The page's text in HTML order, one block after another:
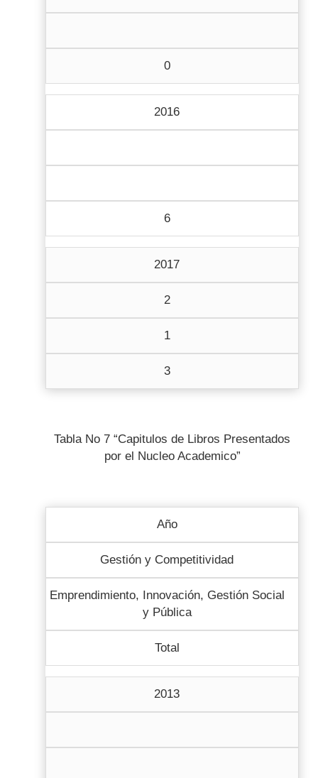
0
2016
6
2017
2
1
3
Tabla No 7 “Capitulos de Libros Presentados
por el Nucleo Academico”
Año
Gestión y Competitividad
Emprendimiento, Innovación, Gestión Social
y Pública
Total
2013